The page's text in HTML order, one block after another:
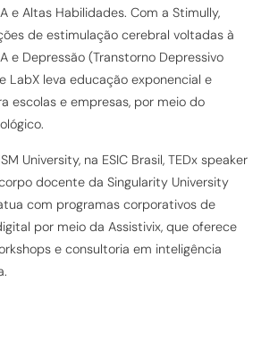
e Altas Habilidades. Com a Stimully,
de estimulação cerebral voltadas à
e Depressão (Transtorno Depressivo
LabX leva educação exponencial e
escolas e empresas, por meio do
University, na ESIC Brasil, TEDx speaker
docente da Singularity University
com programas corporativos de
por meio da Assistivix, que oferece
e consultoria em inteligência